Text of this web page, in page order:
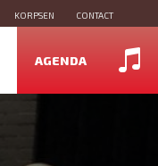
KORPSEN CONTACT
AGENDA